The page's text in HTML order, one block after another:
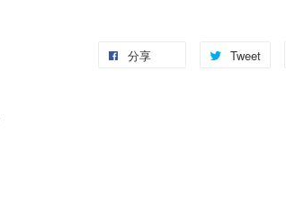
分享 Tweet